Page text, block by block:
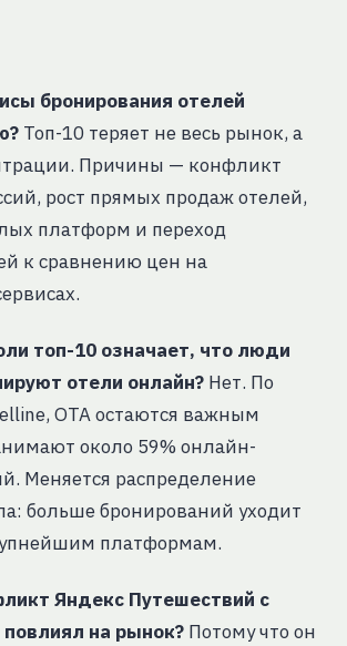
бронирования отелей
Топ-10 теряет не весь рынок, а
Причины — конфликт
рост прямых продаж отелей,
платформ и переход
к сравнению цен на
топ-10 означает, что люди
отели онлайн?Нет. По
ОТА остаются важным
около 59% онлайн-
Меняется распределение
больше бронирований уходит
платформам.
Яндекс Путешествий с
на рынок?Потому что он